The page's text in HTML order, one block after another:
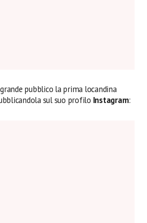
pubblico la prima locandina
sul suo profilo Instagram: